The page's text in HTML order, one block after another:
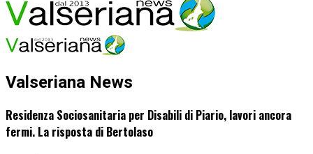
Valseriana News
Residenza Sociosanitaria per Disabili di Piario, lavori ancora
fermi. La risposta di Bertolaso